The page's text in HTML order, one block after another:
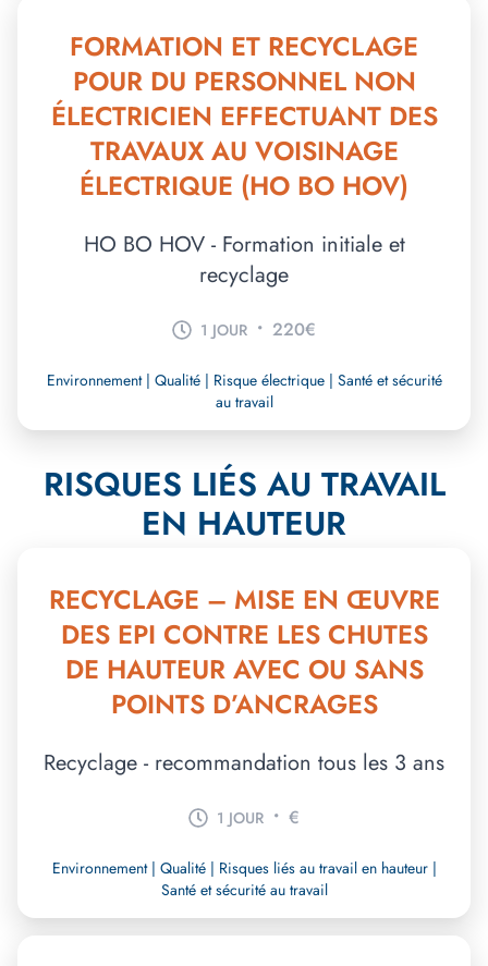
FORMATION ET RECYCLAGE
POUR DU PERSONNEL NON
ÉLECTRICIEN EFFECTUANT DES
TRAVAUX AU VOISINAGE
ÉLECTRIQUE (HO BO HOV)
HO BO HOV - Formation initiale et
recyclage
1 JOUR • 220€
Environnement | Qualité | Risque électrique | Santé et sécurité
au travail
RISQUES LIÉS AU TRAVAIL
EN HAUTEUR
RECYCLAGE – MISE EN ŒUVRE
DES EPI CONTRE LES CHUTES
DE HAUTEUR AVEC OU SANS
POINTS D’ANCRAGES
Recyclage - recommandation tous les 3 ans
1 JOUR • €
Environnement | Qualité | Risques liés au travail en hauteur |
Santé et sécurité au travail